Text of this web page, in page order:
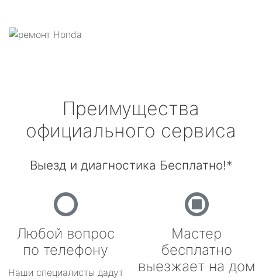
Преимущества
официального сервиса
Выезд и диагностика Бесплатно!*
Любой вопрос
по телефону
Наши специалисты дадут
Мастер
бесплатно
выезжает на дом